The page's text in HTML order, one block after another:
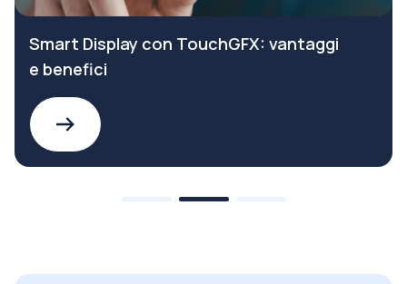
Smart Display con TouchGFX: vantaggi
e benefici